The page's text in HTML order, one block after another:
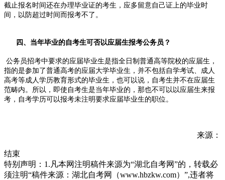
截止报名时间还在办理毕业证的考生，应多留意自己证上的毕业时
间，以防超过时间而报考不了。
四、当年毕业的自考生可否以应届生报考公务员？
公务员招考中要求的应届毕业生是指全日制普通高等院校的应届生，
指的是参加了普通高考的应届大学毕业生，并不包括自学考试、成人
高考等成人学历教育形式的毕业生，也可以说，自考生并不在应届生
范畴内。所以，即使自考生是当年毕业的，那也不可以以应届生来报
考，自考学历可以报考未注明要求应届毕业生的职位。
来源：
结束
特别声明：1.凡本网注明稿件来源为“湖北自考网”的，转载必
须注明“稿件来源：湖北自考网（www.hbzkw.com）”,违者将